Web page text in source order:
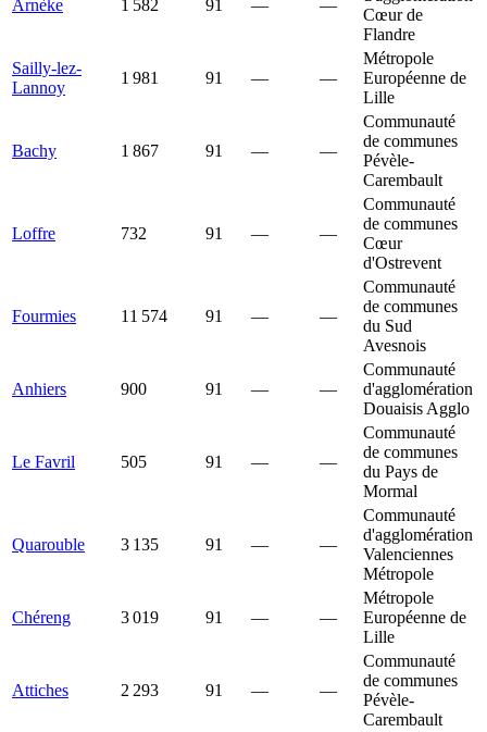
Arnèke 1 582 91 — —
Cœur de
Flandre
Sailly-lez-
Lannoy
1 981 91 — —
Métropole
Européenne de
Lille
Bachy 1 867 91 — —
Communauté
de communes
Pévèle-
Carembault
Loffre 732 91 — —
Communauté
de communes
Cœur
d'Ostrevent
Fourmies 11 574 91 — —
Communauté
de communes
du Sud
Avesnois
Anhiers 900 91 — —
Communauté
d'agglomération
Douaisis Agglo
Le Favril 505 91 — —
Communauté
de communes
du Pays de
Mormal
Quarouble 3 135 91 — —
Communauté
d'agglomération
Valenciennes
Métropole
Chéreng 3 019 91 — —
Métropole
Européenne de
Lille
Attiches 2 293 91 — —
Communauté
de communes
Pévèle-
Carembault